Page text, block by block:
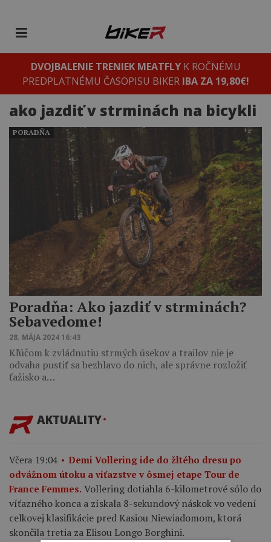
DVOJBALENIE TRENIEK MEATFLYK ROČNÉMU
PREDPLATNÉMU ČASOPISU BIKER IBA ZA 19,80€!
ako jazdiť v strminách na bicykli
Poradňa: Ako jazdiť v strminách?
Sebavedome!
28. MÁJA 2024 16:43
Kľúčom k zvládnutiu strmých úsekov a trailov nie je
odvaha pustiť sa bezhlavo do nich, ale správne rozložiť
ťažisko a…
PORADŇA
AKTUALITY
Včera 19:04
Demi Vollering ide do žltého dresu po
odvážnom útoku a víťazstve v ôsmej etape Tour de
France Femmes. Vollering dotiahla 6-kilometrové sólo do
víťazného konca a získala 8-sekundový náskok vo vedení
celkovej klasifikácie pred Kasiou Niewiadomom, ktorá
skončila tretia za Elisou Longo Borghini.